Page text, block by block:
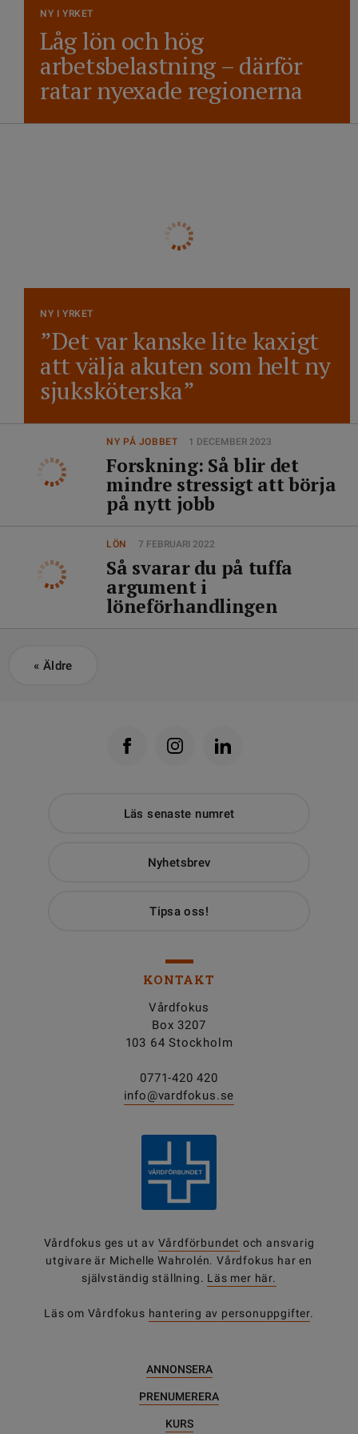
NY I YRKET
Låg lön och hög
arbetsbelastning – därför
ratar nyexade regionerna
NY I YRKET
”Det var kanske lite kaxigt
att välja akuten som helt ny
sjuksköterska”
NY PÅ JOBBET 1 DECEMBER 2023
Forskning: Så blir det
mindre stressigt att börja
på nytt jobb
LÖN 7 FEBRUARI 2022
Så svarar du på tuffa
argument i
löneförhandlingen
« Äldre
Läs senaste numret
Nyhetsbrev
Tipsa oss!
KONTAKT
Vårdfokus
Box 3207
103 64 Stockholm
0771-420 420
info@vardfokus.se
Vårdfokus ges ut av Vårdförbundet och ansvarig
utgivare är Michelle Wahrolén. Vårdfokus har en
självständig ställning. Läs mer här.
Läs om Vårdfokus hantering av personuppgifter.
ANNONSERA
PRENUMERERA
KURS